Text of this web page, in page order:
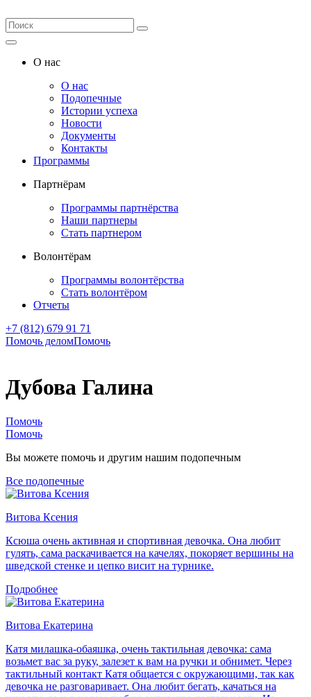
О нас
О нас
Подопечные
Истории успеха
Новости
Документы
Контакты
Программы
Партнёрам
Программы партнёрства
Наши партнеры
Стать партнером
Волонтёрам
Программы волонтёрства
Стать волонтёром
Отчеты
+7 (812) 679 91 71
Помочь деломПомочь
Дубова Галина
Помочь
Помочь
Вы можете помочь и другим нашим подопечным
Все подопечные
Витова Ксения
Ксюша очень активная и спортивная девочка. Она любит
гулять, сама раскачивается на качелях, покоряет вершины на
шведской стенке и цепко висит на турнике.
Подробнее
Витова Екатерина
Катя милашка-обаяшка, очень тактильная девочка: сама
возьмет вас за руку, залезет к вам на ручки и обнимет. Через
тактильный контакт Катя общается с окружающими, так как
девочка не разговаривает. Она любит бегать, качаться на